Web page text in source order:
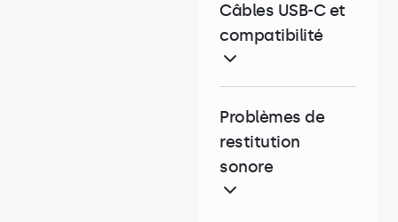
Câbles USB-C et
compatibilité
Problèmes de
restitution
sonore